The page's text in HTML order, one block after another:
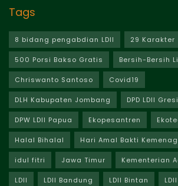
Tags
8 bidang pengabdian LDII 29 Karakter
500 Porsi Bakso Gratis Bersih-Bersih
Chriswanto Santoso Covid19
DLH Kabupaten Jombang DPD LDII
DPW LDII Papua Ekopesantren
Halal Bihalal Hari Amal Bakti Kemenag
idul fitri Jawa Timur Kementerian
LDII LDII Bandung LDII Bintan